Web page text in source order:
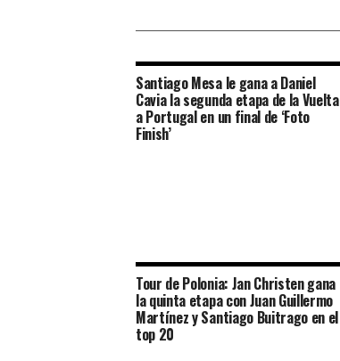
Santiago Mesa le gana a Daniel
Cavia la segunda etapa de la Vuelta
a Portugal en un final de ‘Foto
Finish’
Tour de Polonia: Jan Christen gana
la quinta etapa con Juan Guillermo
Martínez y Santiago Buitrago en el
top 20